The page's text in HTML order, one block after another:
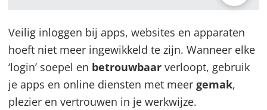
Veilig inloggen bij apps, websites en apparaten
hoeft niet meer ingewikkeld te zijn. Wanneer elke
‘login’ soepel en betrouwbaar verloopt, gebruik
je apps en online diensten met meergemak,
plezier en vertrouwen in je werkwijze.